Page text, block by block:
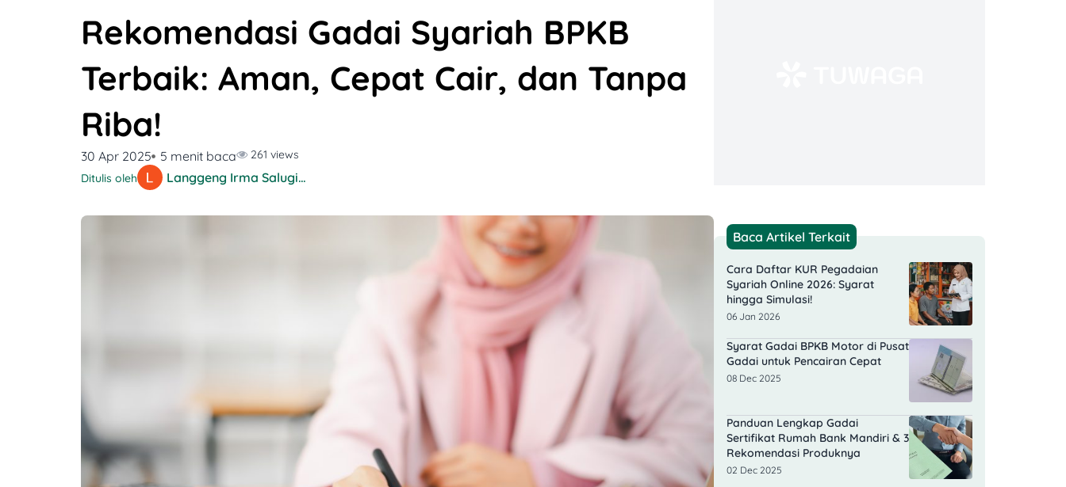
Rekomendasi Gadai Syariah BPKB
Terbaik: Aman, Cepat Cair, dan Tanpa
Riba!
30 Apr 2025 5 menit baca
261 views
Ditulis oleh
Langgeng Irma Salugiasih
Baca Artikel Terkait
Cara Daftar KUR Pegadaian
Syariah Online 2026: Syarat
hingga Simulasi!
06 Jan 2026
Syarat Gadai BPKB Motor di Pusat
Gadai untuk Pencairan Cepat
08 Dec 2025
Panduan Lengkap Gadai
Sertifikat Rumah Bank Mandiri & 3
Rekomendasi Produknya
02 Dec 2025